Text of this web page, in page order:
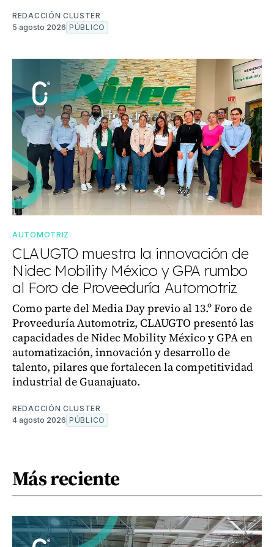
REDACCIÓN CLUSTER
5 agosto 2026 PÚBLICO
AUTOMOTRIZ
CLAUGTO muestra la innovación de
Nidec Mobility México y GPA rumbo
al Foro de Proveeduría Automotriz
Como parte del Media Day previo al 13.º Foro de
Proveeduría Automotriz, CLAUGTO presentó las
capacidades de Nidec Mobility México y GPA en
automatización, innovación y desarrollo de
talento, pilares que fortalecen la competitividad
industrial de Guanajuato.
REDACCIÓN CLUSTER
4 agosto 2026 PÚBLICO
Más reciente